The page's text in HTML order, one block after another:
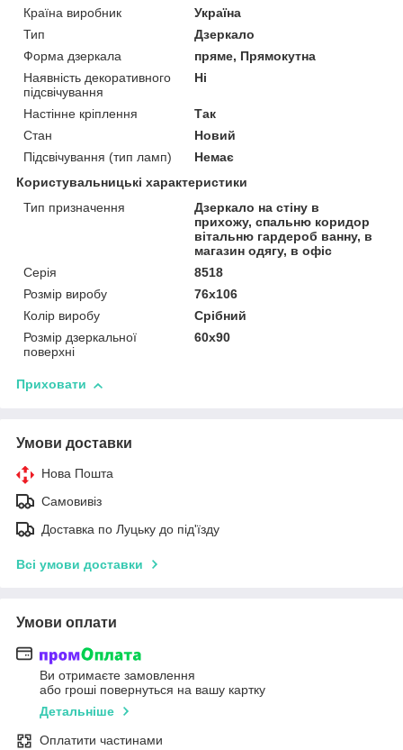
Країна виробник
Україна
Тип
Дзеркало
Форма дзеркала
пряме, Прямокутна
Наявність декоративного
підсвічування
Ні
Настінне кріплення
Так
Стан
Новий
Підсвічування (тип ламп)
Немає
Користувальницькі характеристики
Тип призначення
Дзеркало на стіну в
прихожу, спальню коридор
вітальню гардероб ванну, в
магазин одягу, в офіс
Серія
8518
Розмір виробу
76х106
Колір виробу
Срібний
Розмір дзеркальної
поверхні
60х90
Приховати
Умови доставки
Нова Пошта
Самовивіз
Доставка по Луцьку до під'їзду
Всі умови доставки
Умови оплати
Ви отримаєте замовлення
або гроші повернуться на вашу картку
Детальніше
Оплатити частинами